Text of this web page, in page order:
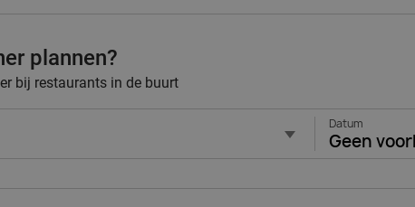
plannen?
bij restaurants in de buurt
Datum
Geen